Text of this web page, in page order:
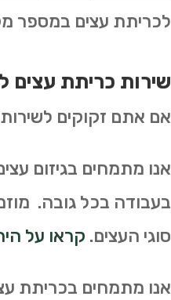
לכריתת עצים במספר
שירות כריתת עצים
אם אתם זקוקים
אנו מתמחים בגיזום
בעבודה בכל גובה.
סוגי העצים. קראו על
אנו מתמחים בכריתת